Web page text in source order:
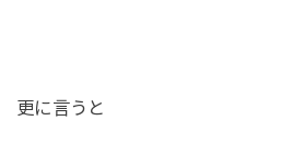
更に言うと